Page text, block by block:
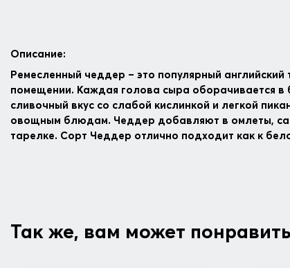
Описание:
Ремесленный чеддер – это популярный
помещении. Каждая голова сыра оборачивается
сливочный вкус со слабой кислинкой и легкой
овощным блюдам. Чеддер добавляют в омлеты,
тарелке. Сорт Чеддер отлично подходит как к
Так же, вам может